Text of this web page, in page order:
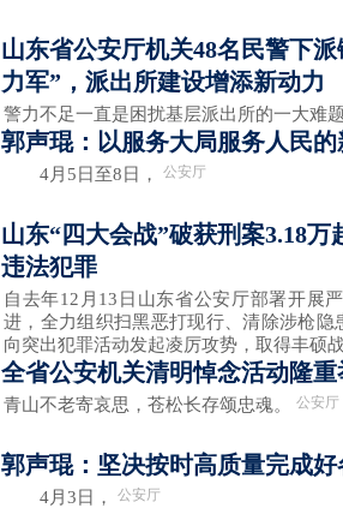
山东省公安厅机关48名民警下
力军”，派出所建设增添新动力
警力不足一直是困扰基层派出所的一大难
郭声琨：以服务大局服务人民
4月5日至8日， 公安厅
山东“四大会战”破获刑案3.18
违法犯罪
自去年12月13日山东省公安厅部署开展
进，全力组织扫黑恶打现行、清除涉枪隐
向突出犯罪活动发起凌厉攻势，取得丰硕
全省公安机关清明悼念活动隆重
青山不老寄哀思，苍松长存颂忠魂。 公安厅
郭声琨：坚决按时高质量完成
4月3日， 公安厅